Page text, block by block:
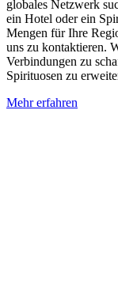
globales Netzwerk
ein Hotel oder ein
Mengen für Ihre
uns zu kontaktieren.
Verbindungen zu
Spirituosen zu
Mehr erfahren